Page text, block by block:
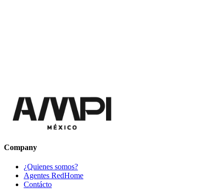
Company
¿Quienes somos?
Agentes RedHome
Contácto